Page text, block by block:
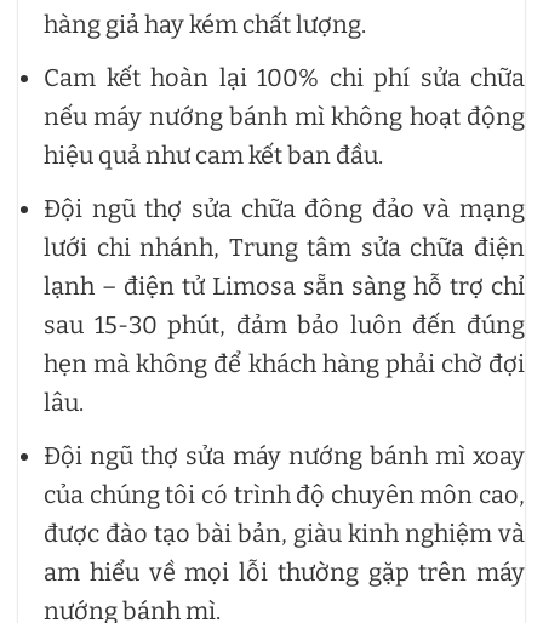
hàng giả hay kém chất lượng.
Cam kết hoàn lại 100% chi phí sửa chữa
nếu máy nướng bánh mì không hoạt động
hiệu quả như cam kết ban đầu.
Đội ngũ thợ sửa chữa đông đảo và mạng
lưới chi nhánh, Trung tâm sửa chữa điện
lạnh – điện tử Limosa sẵn sàng hỗ trợ chỉ
sau 15-30 phút, đảm bảo luôn đến đúng
hẹn mà không để khách hàng phải chờ đợi
lâu.
Đội ngũ thợ sửa máy nướng bánh mì xoay
của chúng tôi có trình độ chuyên môn cao,
được đào tạo bài bản, giàu kinh nghiệm và
am hiểu về mọi lỗi thường gặp trên máy
nướng bánh mì.